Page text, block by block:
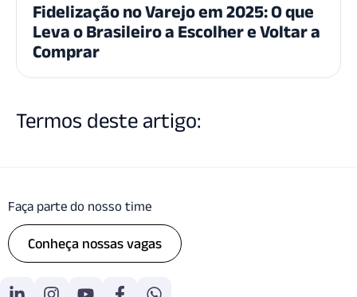
Fidelização no Varejo em 2025: O que
Leva o Brasileiro a Escolher e Voltar a
Comprar
Termos deste artigo:
Faça parte do nosso time
Conheça nossas vagas